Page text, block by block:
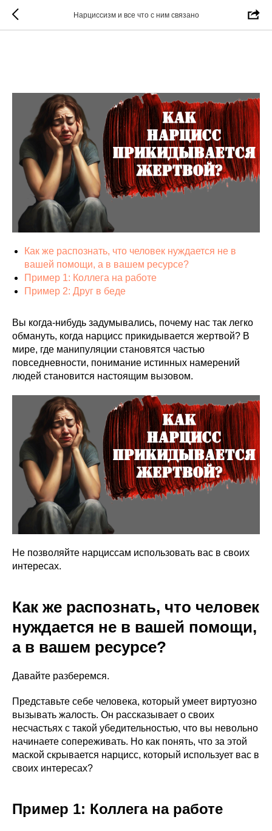
Нарциссизм и все что с ним связано
Как же распознать, что человек нуждается не в
вашей помощи, а в вашем ресурсе?
Пример 1: Коллега на работе
Пример 2: Друг в беде
Вы когда-нибудь задумывались, почему нас так легко
обмануть, когда нарцисс прикидывается жертвой? В
мире, где манипуляции становятся частью
повседневности, понимание истинных намерений
людей становится настоящим вызовом.
Не позволяйте нарциссам использовать вас в своих
интересах.
Как же распознать, что человек
нуждается не в вашей помощи,
а в вашем ресурсе?
Давайте разберемся.
Представьте себе человека, который умеет виртуозно
вызывать жалость. Он рассказывает о своих
несчастьях с такой убедительностью, что вы невольно
начинаете сопереживать. Но как понять, что за этой
маской скрывается нарцисс, который использует вас в
своих интересах?
Пример 1: Коллега на работе